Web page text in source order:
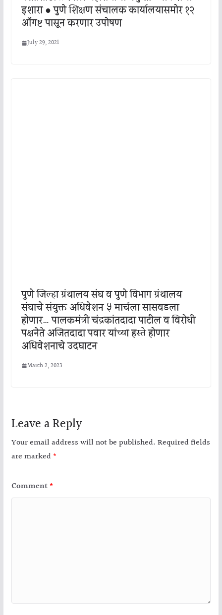
इशारा ● पुणे शिक्षण संचालक कार्यालयासमोर १२
ऑगष्ट पासून करणार उपोषण
July 29, 2021
पुणे जिल्हा ग्रंथालय संघ व पुणे विभाग ग्रंथालय
संघाचे संयुक्त अधिवेशन ५ मार्चला सासवडला
होणार… पालकमंत्री चंद्रकांतदादा पाटील व विरोधी
पक्षनेते अजितदादा पवार यांच्या हस्ते होणार
अधिवेशनाचे उदघाटन
March 2, 2023
Leave a Reply
Your email address will not be published. Required fields
are marked *
Comment *